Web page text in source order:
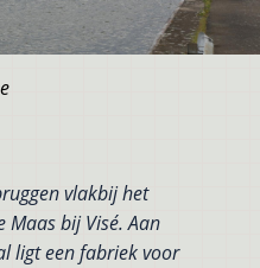
vlakbij het
bij Visé. Aan
ligt een fabriek voor